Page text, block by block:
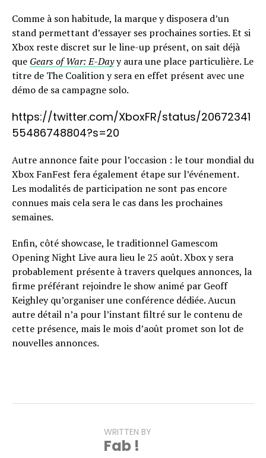
Comme à son habitude, la marque y disposera d’un
stand permettant d’essayer ses prochaines sorties. Et si
Xbox reste discret sur le line-up présent, on sait déjà
que Gears of War: E-Dayy aura une place particulière. Le
titre de The Coalition y sera en effet présent avec une
démo de sa campagne solo.
https://twitter.com/XboxFR/status/20672341
55486748804?s=20
Autre annonce faite pour l’occasion : le tour mondial du
Xbox FanFest fera également étape sur l’événement.
Les modalités de participation ne sont pas encore
connues mais cela sera le cas dans les prochaines
semaines.
Enfin, côté showcase, le traditionnel Gamescom
Opening Night Live aura lieu le 25 août. Xbox y sera
probablement présente à travers quelques annonces, la
firme préférant rejoindre le show animé par Geoff
Keighley qu’organiser une conférence dédiée. Aucun
autre détail n’a pour l’instant filtré sur le contenu de
cette présence, mais le mois d’août promet son lot de
nouvelles annonces.
WRITTEN BY
Fab !